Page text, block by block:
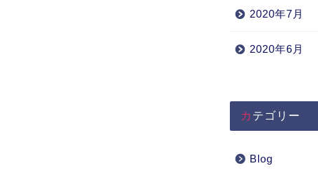
2020年7月
2020年6月
カテゴリー
Blog